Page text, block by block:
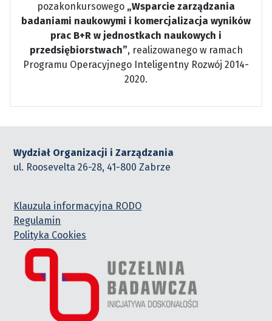
pozakonkursowego „Wsparcie zarządzania
badaniami naukowymi i komercjalizacja wyników
prac B+R w jednostkach naukowych i
przedsiębiorstwach”, realizowanego w ramach
Programu Operacyjnego Inteligentny Rozwój 2014-
2020.
Wydział Organizacji i Zarządzania
ul. Roosevelta 26-28, 41-800 Zabrze
Klauzula informacyjna RODO
Regulamin
Polityka Cookies